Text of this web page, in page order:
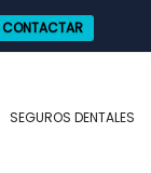
CONTACTAR
SEGUROS DENTALES